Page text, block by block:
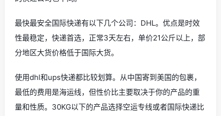
最快最安全国际快递有以下几个公司：DHL。优点是时效
性最稳定，快递首选，正常3天左右，单价21公斤以上，部
分地区大货价格低于国际大货。
使用dhl和ups快递都比较划算。从中国寄到美国的包裹，
最低的费用是海运线，但性价比主要取决于你的产品的重
量和性质。30KG以下的产品选择空运专线或者国际快递比